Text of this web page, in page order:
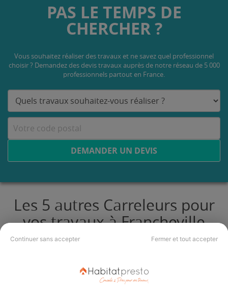
Continuer sans accepter Fermer et tout accepter
PAS LE TEMPS DE
CHERCHER ?
Vous souhaitez réaliser des travaux et ne savez quel professionnel
choisir ? Demandez des devis travaux auprès de notre réseau de 5 000
professionnels partout en France.
DEMANDER UN DEVIS
Les 5 autres Carreleurs pour
vos travaux à Francheville
Francheville